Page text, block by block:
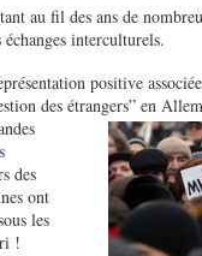
au fil des ans de
interculturels.
positive
des étrangers” en
des
ont
les
!